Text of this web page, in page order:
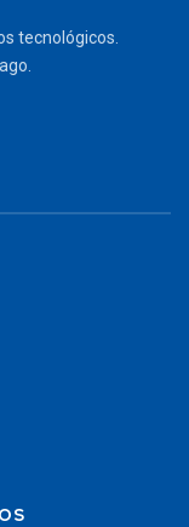
tecnológicos.